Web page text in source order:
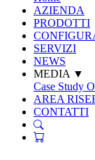
AZIENDA
PRODOTTI
SERVIZI
NEWS
MEDIA ▼
Case Study
AREA
CONTATTI